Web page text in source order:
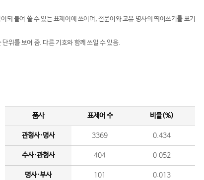
붙여 쓸 수 있는 표제어에 쓰이며, 전문어와 고유 명사의 띄어쓰기를 표기
위를 보여 줌. 다른 기호와 함께 쓰일 수 있음.
품사 표제어 수 비율(%)
관형사·명사 3369 0.434
수사·관형사 404 0.052
명사·부사 101 0.013